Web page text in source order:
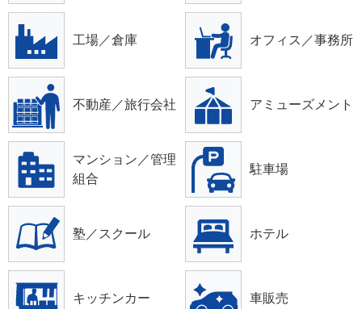
工場／倉庫 オフィス／事務所
不動産／旅行会社 アミューズメント
マンション／管理
組合
駐車場
塾／スクール ホテル
キッチンカー 車販売